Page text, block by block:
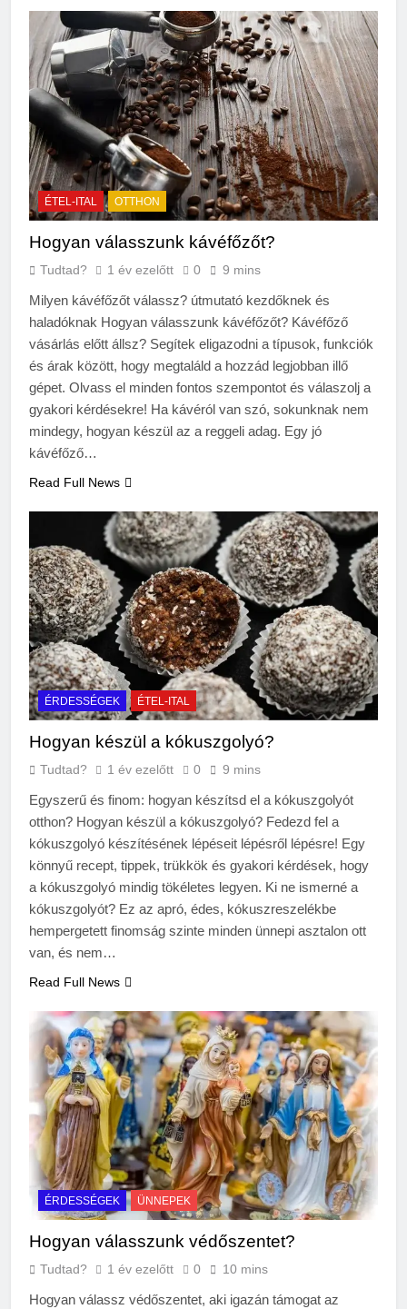
ÉTEL-ITAL OTTHON
Hogyan válasszunk kávéfőzőt?
Tudtad? 1 év ezelőtt 0 9 mins
Milyen kávéfőzőt válassz? útmutató kezdőknek és
haladóknak Hogyan válasszunk kávéfőzőt? Kávéfőző
vásárlás előtt állsz? Segítek eligazodni a típusok, funkciók
és árak között, hogy megtaláld a hozzád legjobban illő
gépet. Olvass el minden fontos szempontot és válaszolj a
gyakori kérdésekre! Ha kávéról van szó, sokunknak nem
mindegy, hogyan készül az a reggeli adag. Egy jó
kávéfőző…
Read Full News
ÉRDESSÉGEK ÉTEL-ITAL
Hogyan készül a kókuszgolyó?
Tudtad? 1 év ezelőtt 0 9 mins
Egyszerű és finom: hogyan készítsd el a kókuszgolyót
otthon? Hogyan készül a kókuszgolyó? Fedezd fel a
kókuszgolyó készítésének lépéseit lépésről lépésre! Egy
könnyű recept, tippek, trükkök és gyakori kérdések, hogy
a kókuszgolyó mindig tökéletes legyen. Ki ne ismerné a
kókuszgolyót? Ez az apró, édes, kókuszreszelékbe
hempergetett finomság szinte minden ünnepi asztalon ott
van, és nem…
Read Full News
ÉRDESSÉGEK ÜNNEPEK
Hogyan válasszunk védőszentet?
Tudtad? 1 év ezelőtt 0 10 mins
Hogyan válassz védőszentet, aki igazán támogat az